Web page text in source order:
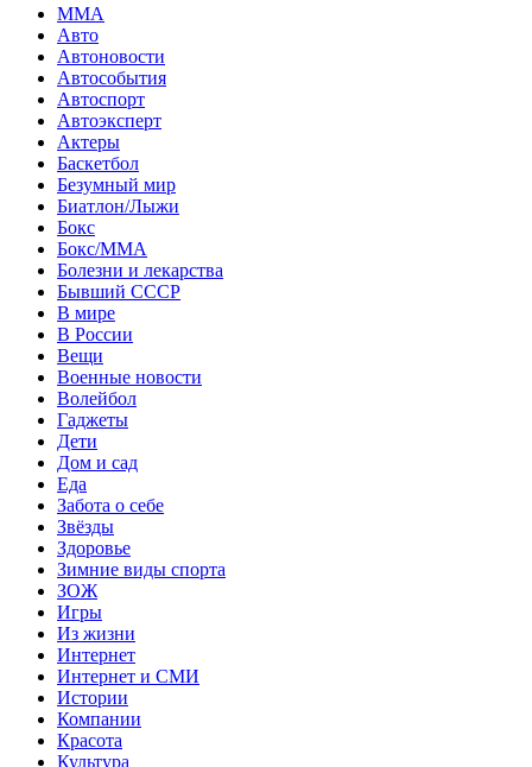
MMA
Авто
Автоновости
Автособытия
Автоспорт
Автоэксперт
Актеры
Баскетбол
Безумный мир
Биатлон/Лыжи
Бокс
Бокс/MMA
Болезни и лекарства
Бывший СССР
В мире
В России
Вещи
Военные новости
Волейбол
Гаджеты
Дети
Дом и сад
Еда
Забота о себе
Звёзды
Здоровье
Зимние виды спорта
ЗОЖ
Игры
Из жизни
Интернет
Интернет и СМИ
Истории
Компании
Красота
Культура